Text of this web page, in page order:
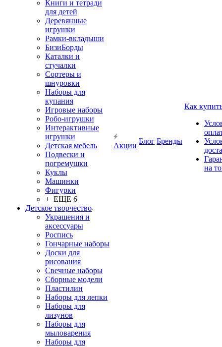
Книги и тетради
для детей
Деревянные
игрушки
Рамки-вкладыши
БизиБорды
Каталки и
стучалки
Сортеры и
шнуровки
Наборы для
купания
Игровые наборы
Робо-игрушки
Интерактивные
игрушки
Детская мебель
Подвески и
погремушки
Куклы
Машинки
Фигурки
+ ЕЩЕ 6
Детское творчество
Украшения и
аксессуары
Роспись
Гончарные наборы
Доски для
рисования
Свечные наборы
Сборные модели
Пластилин
Наборы для лепки
Наборы для
лизунов
Наборы для
мыловарения
Наборы для
Акции
Блог Бренды
Как
на